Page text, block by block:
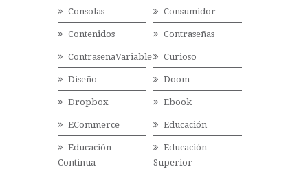
Consolas Consumidor
Contenidos Contraseñas
ContraseñaVariable Curioso
Diseño Doom
Dropbox Ebook
ECommerce Educación
Educación
Continua
Educación
Superior